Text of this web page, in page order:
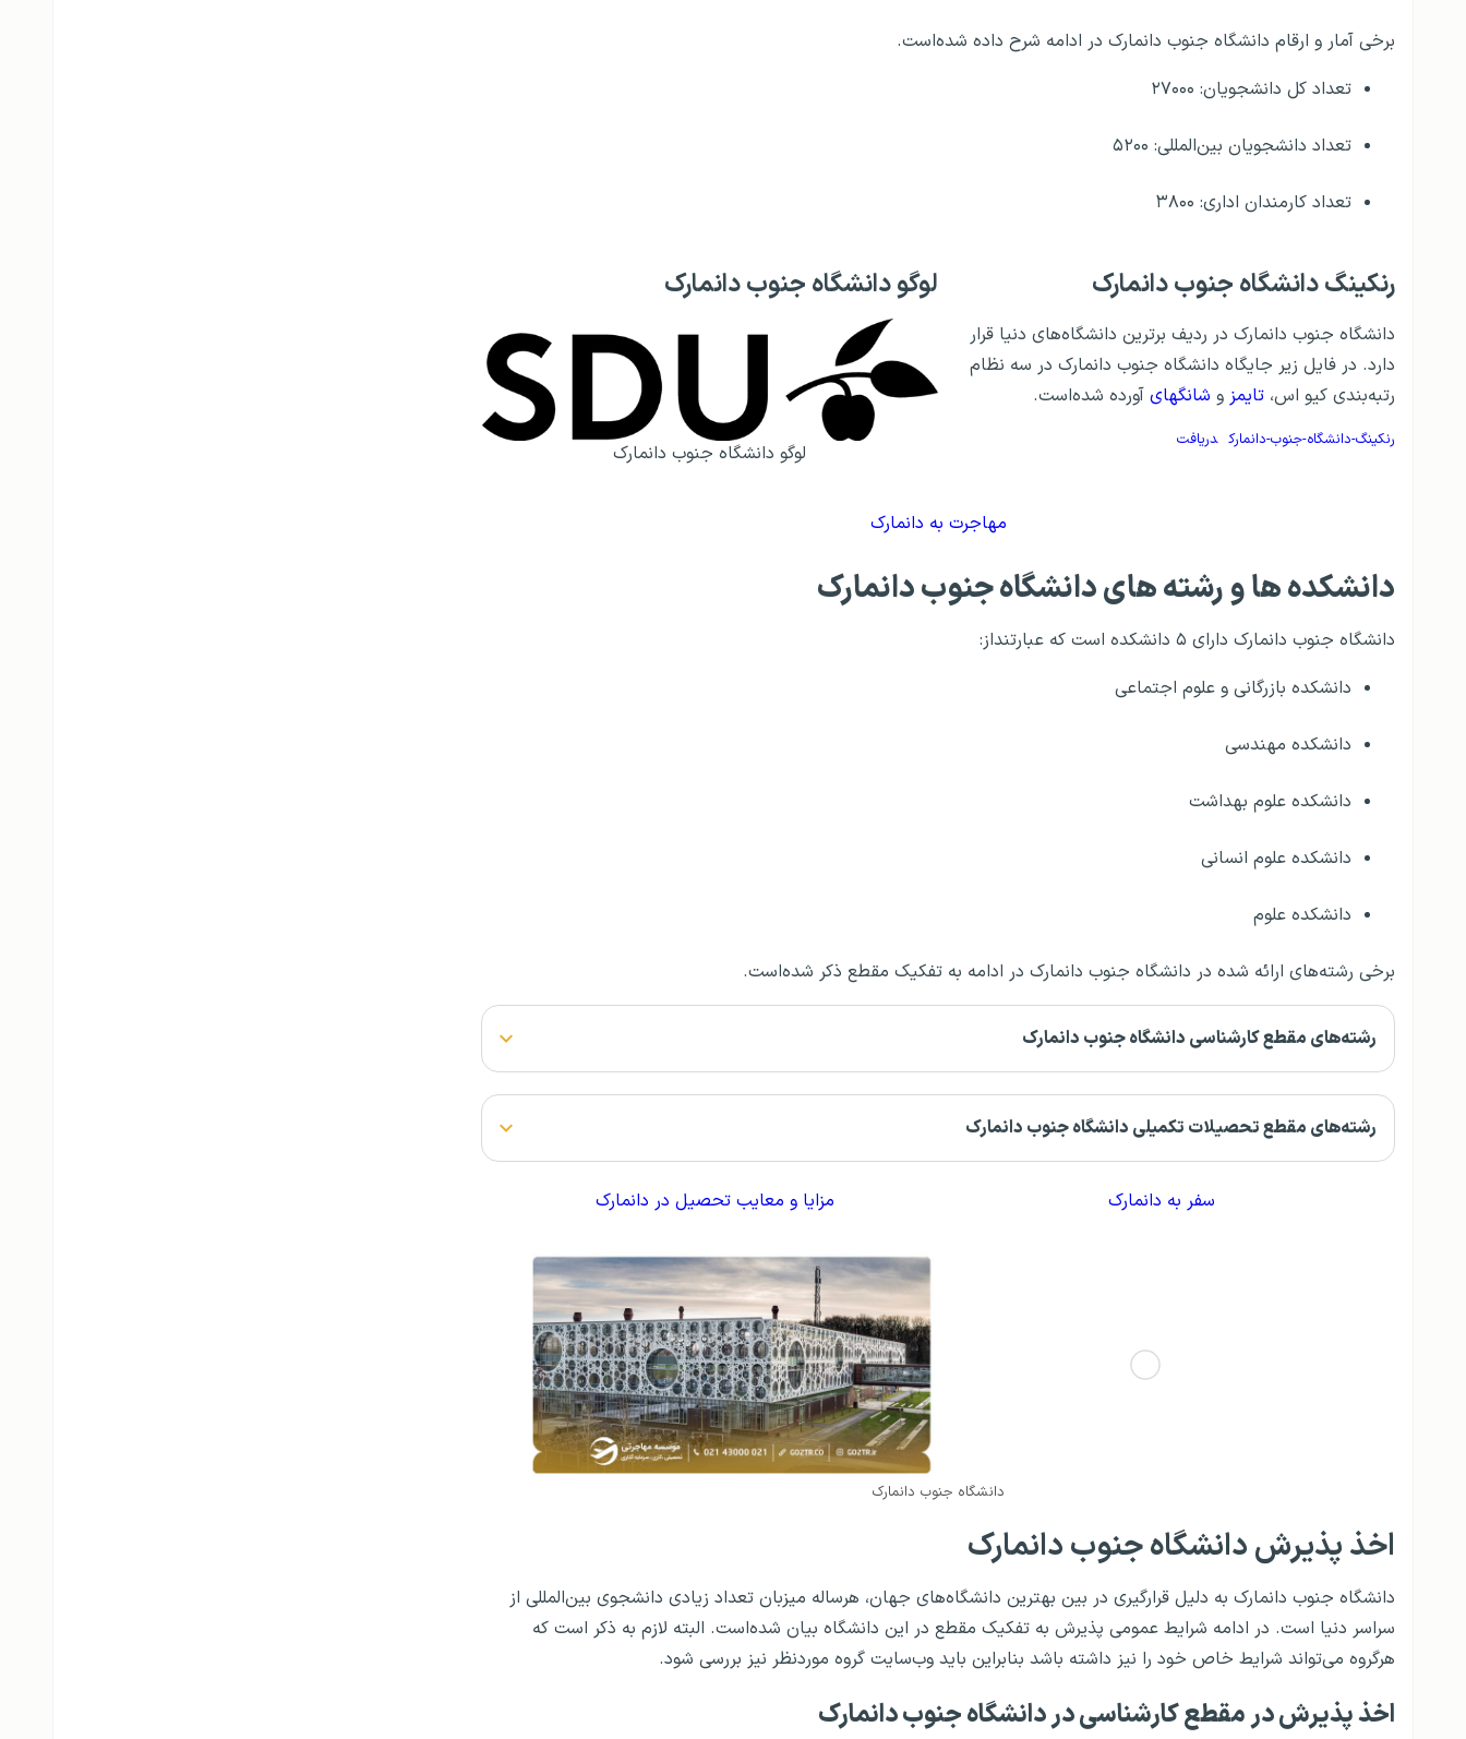
برخی آمار و ارقام دانشگاه جنوب دانمارک در ادامه شرح داده شده‌است.
تعداد کل دانشجویان: ۲۷۰۰۰
تعداد دانشجویان بین‌المللی: ۵۲۰۰
تعداد کارمندان اداری: ۳۸۰۰
رنکینگ دانشگاه جنوب دانمارک
دانشگاه جنوب دانمارک در ردیف برترین دانشگاه‌های دنیا قرار
دارد. در فایل زیر جایگاه دانشگاه جنوب دانمارک در سه نظام
رتبه‌بندی کیو اس، تایمز و شانگهای آورده شده‌است.
رنکینگ-دانشگاه-جنوب-دانمارک دریافت
لوگو دانشگاه جنوب دانمارک
لوگو دانشگاه جنوب دانمارک
مهاجرت به دانمارک
دانشکده ها و رشته های دانشگاه جنوب دانمارک
دانشگاه جنوب دانمارک دارای ۵ دانشکده است که عبارتنداز:
دانشکده بازرگانی و علوم اجتماعی
دانشکده مهندسی
دانشکده علوم بهداشت
دانشکده علوم انسانی
دانشکده علوم
برخی رشته‌های ارائه‌ شده در دانشگاه جنوب دانمارک در ادامه به تفکیک مقطع ذکر شده‌است.
رشته‌های مقطع کارشناسی دانشگاه جنوب دانمارک
رشته‌های مقطع تحصیلات تکمیلی دانشگاه جنوب دانمارک
سفر به دانمارک مزایا و معایب تحصیل در دانمارک
دانشگاه جنوب دانمارک
اخذ پذیرش دانشگاه جنوب دانمارک
دانشگاه جنوب دانمارک به دلیل قرارگیری در بین بهترین دانشگاه‌های جهان، هرساله میزبان تعداد زیادی دانشجوی بین‌المللی از
سراسر دنیا است. در ادامه شرایط عمومی پذیرش به تفکیک مقطع در این دانشگاه بیان شده‌است. البته لازم به ذکر است که
هرگروه می‌تواند شرایط خاص خود را نیز داشته باشد بنابراین باید وب‌سایت گروه موردنظر نیز بررسی شود.
اخذ پذیرش در مقطع کارشناسی در دانشگاه جنوب دانمارک